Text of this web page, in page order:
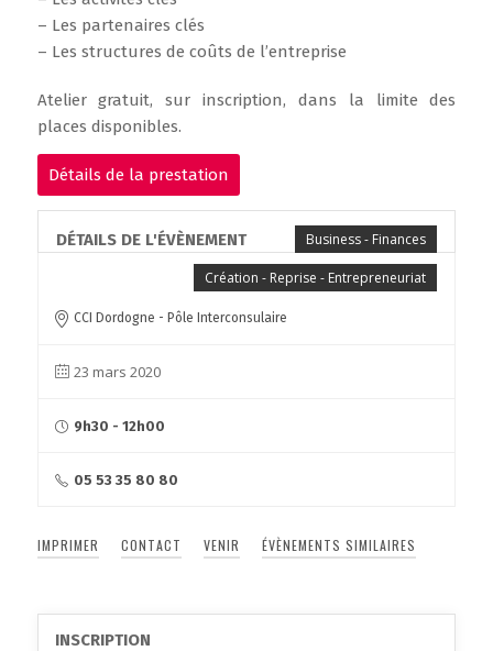
– Les partenaires clés
– Les structures de coûts de l’entreprise
Atelier gratuit, sur inscription, dans la limite des
places disponibles.
Détails de la prestation
Business - Finances
Création - Reprise - Entrepreneuriat
DÉTAILS DE L'ÉVÈNEMENT
CCI Dordogne - Pôle Interconsulaire
23 mars 2020
9h30 - 12h00
05 53 35 80 80
IMPRIMER CONTACT VENIR ÉVÈNEMENTS SIMILAIRES
INSCRIPTION